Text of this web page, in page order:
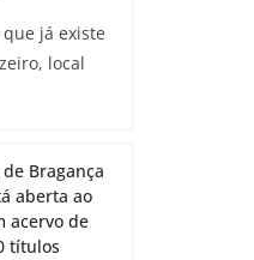
já existe
local
Bragança
aberta ao
acervo de
títulos